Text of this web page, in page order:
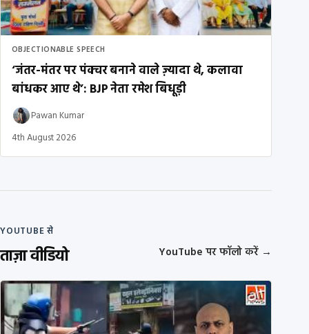
OBJECTIONABLE SPEECH
‘जंतर-मंतर पर पंक्चर बनाने वाले ज़्यादा थे, कलावा
बांधकर आए थे’: BJP नेता रमेश बिधूड़ी
Pawan Kumar
4th August 2026
YOUTUBE से
ताज़ा वीडियो YouTube पर फॉलो करें →